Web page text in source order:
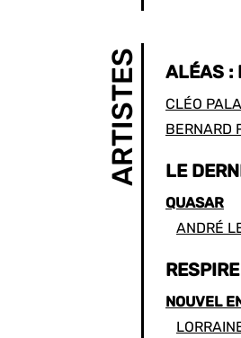
ARTISTES ALÉAS :
CLÉO
BERNARD
LE
QUASAR
ANDRÉ
RESPIRE
NOUVEL